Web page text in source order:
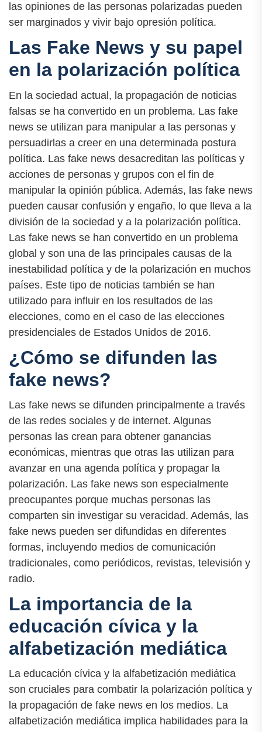
las opiniones de las personas polarizadas pueden
ser marginados y vivir bajo opresión política.
Las Fake News y su papel
en la polarización política
En la sociedad actual, la propagación de noticias
falsas se ha convertido en un problema. Las fake
news se utilizan para manipular a las personas y
persuadirlas a creer en una determinada postura
política. Las fake news desacreditan las políticas y
acciones de personas y grupos con el fin de
manipular la opinión pública. Además, las fake news
pueden causar confusión y engaño, lo que lleva a la
división de la sociedad y a la polarización política.
Las fake news se han convertido en un problema
global y son una de las principales causas de la
inestabilidad política y de la polarización en muchos
países. Este tipo de noticias también se han
utilizado para influir en los resultados de las
elecciones, como en el caso de las elecciones
presidenciales de Estados Unidos de 2016.
¿Cómo se difunden las
fake news?
Las fake news se difunden principalmente a través
de las redes sociales y de internet. Algunas
personas las crean para obtener ganancias
económicas, mientras que otras las utilizan para
avanzar en una agenda política y propagar la
polarización. Las fake news son especialmente
preocupantes porque muchas personas las
comparten sin investigar su veracidad. Además, las
fake news pueden ser difundidas en diferentes
formas, incluyendo medios de comunicación
tradicionales, como periódicos, revistas, televisión y
radio.
La importancia de la
educación cívica y la
alfabetización mediática
La educación cívica y la alfabetización mediática
son cruciales para combatir la polarización política y
la propagación de fake news en los medios. La
alfabetización mediática implica habilidades para la